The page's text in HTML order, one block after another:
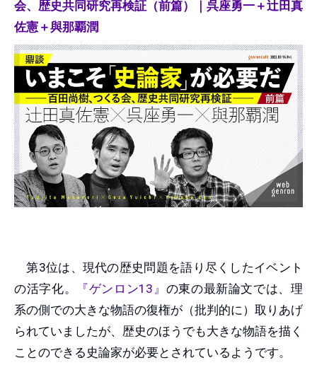
会、歴史共同研究再検証（前篇）｜呉座勇一＋辻田真
佐憲＋與那覇潤
第3位は、現代の歴史問題を語り尽くしたイベント
の活字化。
『ゲンロン13』 の東の最新論文では、理
系の側での大きな物語の復権が（批判的に）取りあげ
られていましたが、歴史のほうでも大きな物語を描く
ことのできる史論家が必要とされているようです。